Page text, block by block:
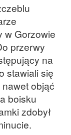
w Gorzowie
przerwy
na
stawiali się
objąć
boisku
zdobył